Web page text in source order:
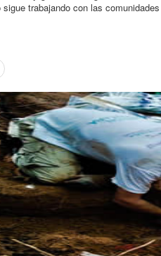
sigue trabajando con las